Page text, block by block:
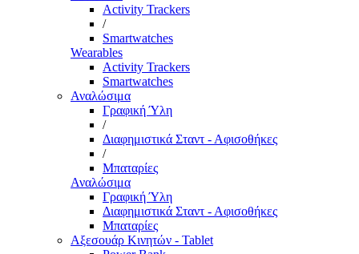
Activity Trackers
/
Smartwatches
Wearables
Activity Trackers
Smartwatches
Αναλώσιμα
Γραφική Ύλη
/
Διαφημιστικά Σταντ - Αφισοθήκες
/
Μπαταρίες
Αναλώσιμα
Γραφική Ύλη
Διαφημιστικά Σταντ - Αφισοθήκες
Μπαταρίες
Αξεσουάρ Κινητών - Tablet